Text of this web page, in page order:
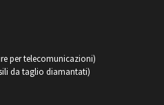
per telecomunicazioni)
da taglio diamantati)